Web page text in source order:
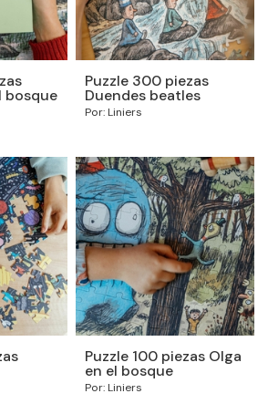
bosque
Puzzle 300 piezas
Duendes beatles
Por: Liniers
Puzzle 100 piezas Olga
en el bosque
Por: Liniers